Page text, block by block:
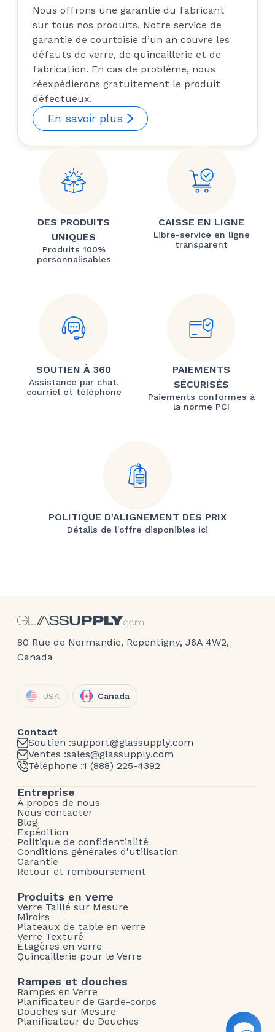
Nous offrons une garantie du fabricant
sur tous nos produits. Notre service de
garantie de courtoisie d’un an couvre les
défauts de verre, de quincaillerie et de
fabrication. En cas de problème, nous
réexpédierons gratuitement le produit
défectueux.
En savoir plus
DES PRODUITS
UNIQUES
Produits 100%
personnalisables
CAISSE EN LIGNE
Libre-service en ligne
transparent
SOUTIEN À 360
Assistance par chat,
courriel et téléphone
PAIEMENTS
SÉCURISÉS
Paiements conformes à
la norme PCI
POLITIQUE D'ALIGNEMENT DES PRIX
Détails de l'offre disponibles ici
80 Rue de Normandie, Repentigny, J6A 4W2,
Canada
USA Canada
Contact
Soutien :support@glassupply.com
Ventes :sales@glassupply.com
Téléphone :1 (888) 225-4392
Entreprise
À propos de nous
Nous contacter
Blog
Expédition
Politique de confidentialité
Conditions générales d'utilisation
Garantie
Retour et remboursement
Produits en verre
Verre Taillé sur Mesure
Miroirs
Plateaux de table en verre
Verre Texturé
Étagères en verre
Quincaillerie pour le Verre
Rampes et douches
Rampes en Verre
Planificateur de Garde-corps
Douches sur Mesure
Planificateur de Douches